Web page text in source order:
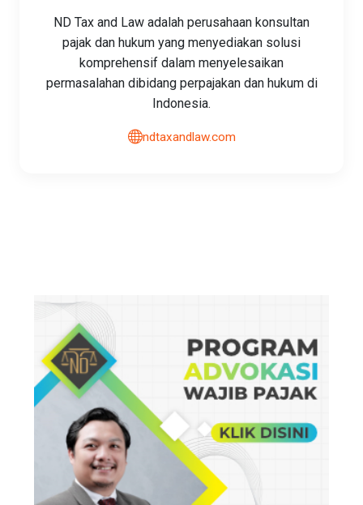
ND Tax and Law adalah perusahaan konsultan
pajak dan hukum yang menyediakan solusi
komprehensif dalam menyelesaikan
permasalahan dibidang perpajakan dan hukum di
Indonesia.
ndtaxandlaw.com